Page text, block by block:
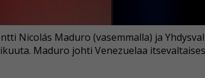
Nicolás Maduro (vasemmalla) ja
Maduro johti Venezuelaa